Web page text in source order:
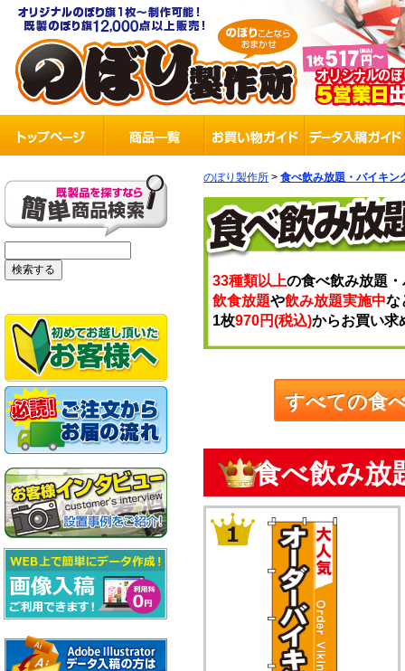
のぼり製作所 > 食べ飲み放題・バイキン
33種類以上の食べ飲み放題
飲食放題や飲み放題実施中な
1枚970円(税込)からお買い求
すべての食
食べ飲み放